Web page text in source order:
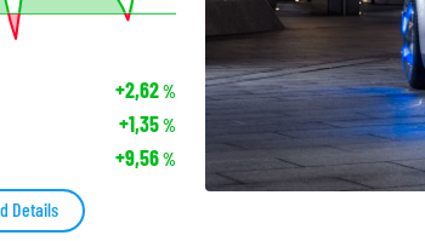
+2,62%
+1,35%
+9,56%
Details